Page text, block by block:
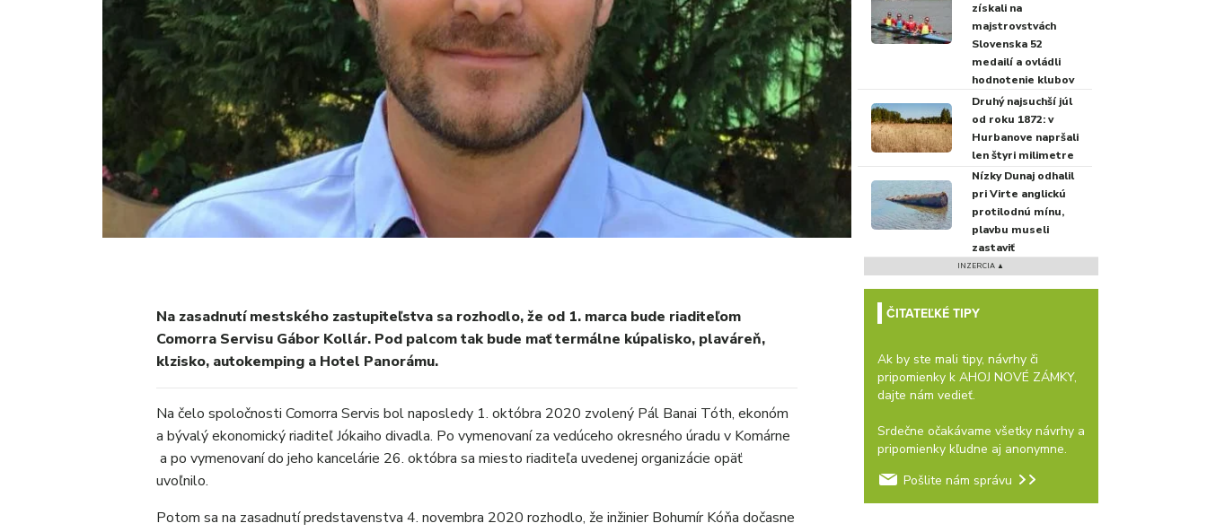
Na zasadnutí mestského zastupiteľstva sa rozhodlo, že od 1. marca bude riaditeľom
Comorra Servisu Gábor Kollár. Pod palcom tak bude mať termálne kúpalisko, plaváreň,
klzisko, autokemping a Hotel Panorámu.
Na čelo spoločnosti Comorra Servis bol naposledy 1. októbra 2020 zvolený Pál Banai Tóth, ekonóm
a bývalý ekonomický riaditeľ Jókaiho divadla. Po vymenovaní za vedúceho okresného úradu v Komárne
a po vymenovaní do jeho kancelárie 26. októbra sa miesto riaditeľa uvedenej organizácie opäť
uvoľnilo.
Potom sa na zasadnutí predstavenstva 4. novembra 2020 rozhodlo, že inžinier Bohumír Kóňa dočasne
získali na
majstrovstvách
Slovenska 52
medailí a ovládli
hodnotenie klubov
Druhý najsuchší júl
od roku 1872: v
Hurbanove napršali
len štyri milimetre
Nízky Dunaj odhalil
pri Virte anglickú
protilodnú mínu,
plavbu museli
zastaviť
INZERCIA ▲
ČITATEĽKÉ TIPY
Ak by ste mali tipy, návrhy či
pripomienky k AHOJ NOVÉ ZÁMKY,
dajte nám vedieť.
Srdečne očakávame všetky návrhy a
pripomienky kľudne aj anonymne.
Pošlite nám správu